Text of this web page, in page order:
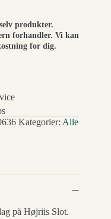
produkter.
forhandler. Vi kan
for dig.
Kategorier: Alle
på Højriis Slot.